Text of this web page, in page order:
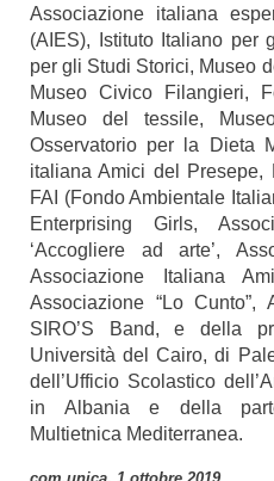
Associazione italiana
(AIES), Istituto Italiano per
per gli Studi Storici, Museo
Museo Civico Filangieri,
Museo del tessile,
Osservatorio per la Dieta
italiana Amici del
FAI (Fondo Ambientale
Enterprising Girls,
‘Accogliere ad arte’,
Associazione Italiana
Associazione “Lo Cunto”,
SIRO’S Band, e della
Università del Cairo, di
dell’Ufficio Scolastico
in Albania e della
Multietnica Mediterranea.